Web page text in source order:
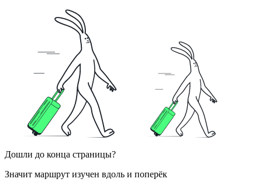
Дошли до конца страницы?
Значит маршрут изучен вдоль и поперёк